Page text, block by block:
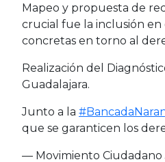
Mapeo y propuesta de
crucial fue la inclusión en
concretas en torno al
Realización del
Guadalajara.
Junto a la
que se garanticen los
— Movimiento Ciudadano